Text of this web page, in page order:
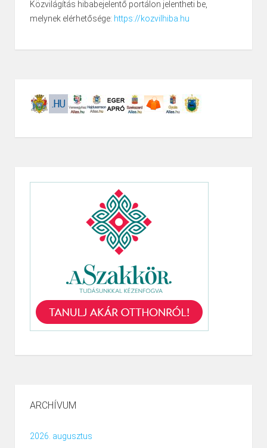
Közvilágítás hibabejelentő portálon jelentheti be,
melynek elérhetősége: https://kozvilhiba.hu
ARCHÍVUM
2026. augusztus